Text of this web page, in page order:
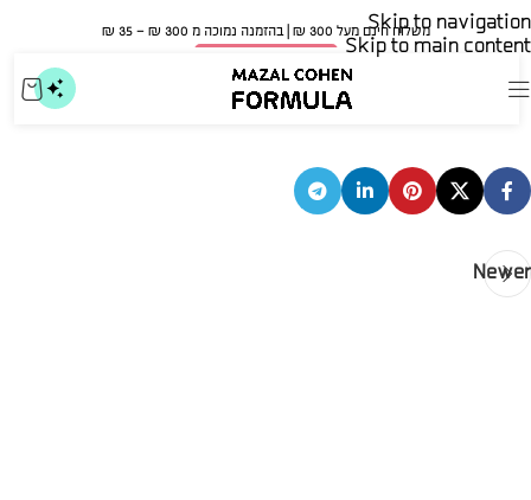
Skip to navigation
Skip to main content
משלוח חינם מעל 300 ₪ | בהזמנה נמוכה מ 300 ₪ – 35 ₪​
יערה
mvnsupportOn ספטמבר 28, 2025
Newer